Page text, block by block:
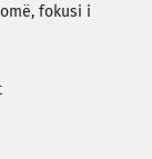
fokusi i